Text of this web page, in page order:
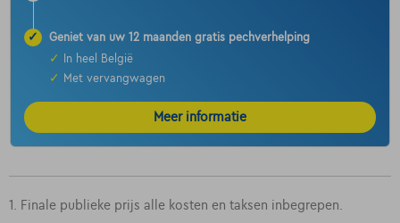
✓
Geniet van uw 12 maanden gratis pechverhelping
✓
In heel België
✓
Met vervangwagen
Meer informatie
1. Finale publieke prijs alle kosten en taksen inbegrepen.